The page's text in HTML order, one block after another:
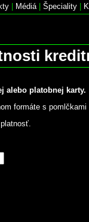
Médiá| Špeciality
alebo platobnej karty.
formáte s pomlčkami